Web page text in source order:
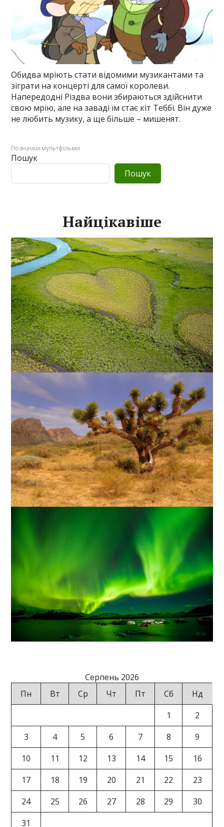
Обидва мріють стати відомими музикантами та
зіграти на концерті для самої королеви.
Напередодні Різдва вони збираються здійснити
свою мрію, але на заваді їм стає кіт Теббі. Він дуже
не любить музику, а ще більше – мишенят.
Позначки:мультфільми
Пошук
Пошук
Найцікавіше
Серпень 2026
Пн
Вт Ср Чт Пт Сб
Нд
1
2
3
4 5 6 7 8
9
10
11 12 13 14 15
16
17
18 19 20 21 22
23
24
25 26 27 28 29
30
31